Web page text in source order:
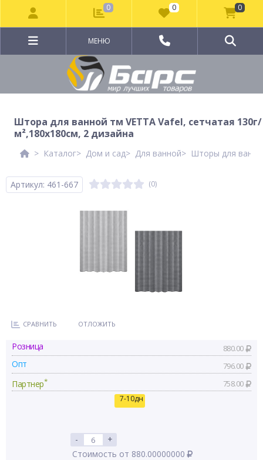
МЕНЮ
Штора для ванной тм VETTA Vafel, сетчатая 130г/
м²,180х180см, 2 дизайна
Каталог Дом и сад Для ванной Шторы для
Артикул: 461-667 (0)
СРАВНИТЬ ОТЛОЖИТЬ
Розница 880.00
Опт 796.00
Партнер* 758.00
7-10дн
-
+
Стоимость от 880.00000000
0 0 0